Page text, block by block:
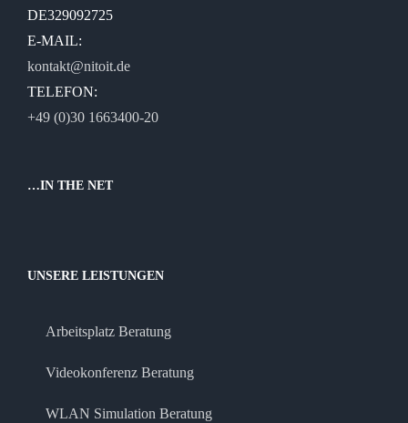
DE329092725
E-MAIL:
kontakt@nitoit.de
TELEFON:
+49 (0)30 1663400-20
…IN THE NET
UNSERE LEISTUNGEN
Arbeitsplatz Beratung
Videokonferenz Beratung
WLAN Simulation Beratung